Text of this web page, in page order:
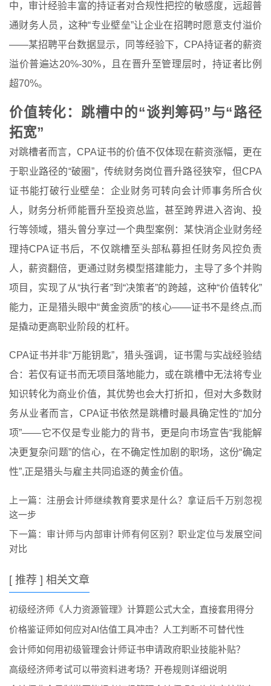
中，审计经验丰富的持证者对合规性把控的敏感度，远超普
通财务人员，这种“专业壁垒”让企业在招聘时愿意支付溢价
——某招聘平台数据显示，同等经验下，CPA持证者的薪资
溢价普遍达20%-30%，且在晋升至管理层时，持证者比例
超70%。
价值转化：跳槽中的“谈判筹码”与“路径
拓宽”
对跳槽者而言，CPA证书的价值不仅体现在薪资涨幅，更在
于职业路径的“破圈”，传统财务岗位晋升路径狭窄，但CPA
证书能打破行业壁垒：企业财务可转向会计师事务所合伙
人，财务分析师能晋升至投资总监，甚至跨界进入咨询、投
行等领域，猎头曾分享过一个典型案例：某快消企业财务经
理持CPA证书后，不仅跳槽至头部私募担任财务风控负责
人，薪资翻倍，更通过财务模型搭建能力，主导了多个并购
项目，实现了从“执行者”到“决策者”的跨越，这种“价值转化”
能力，正是猎头眼中“黄金资质”的核心——证书不是终点,而
是撬动更高职业阶段的杠杆。
CPA证书并非“万能钥匙”，猎头强调，证书需与实战经验结
合：若仅有证书而无项目落地能力，或在跳槽中无法将专业
知识转化为商业价值，其优势也会大打折扣，但对大多数财
务从业者而言，CPA证书依然是跳槽时最具确定性的“加分
项”——它不仅是专业能力的背书，更是向市场宣告“我能解
决更复杂问题”的信心，在不确定性加剧的职场，这份“确定
性”,正是猎头与雇主共同追逐的黄金价值。
上一篇： 注册会计师继续教育要求是什么？拿证后千万别忽视
这一步
下一篇： 审计师与内部审计师有何区别？职业定位与发展空间
对比
[ 推荐 ] 相关文章
初级经济师《人力资源管理》计算题公式大全，直接套用得分
价格鉴证师如何应对AI估值工具冲击？人工判断不可替代性
会计师如何用初级管理会计师证书申请政府职业技能补贴？
高级经济师考试可以带资料进考场？开卷规则详细说明